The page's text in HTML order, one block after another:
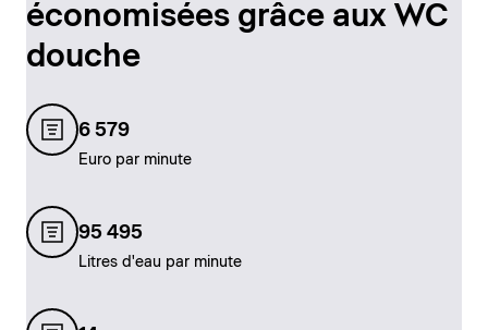
économisées grâce aux WC
douche
6 579
Euro par minute
95 495
Litres d'eau par minute